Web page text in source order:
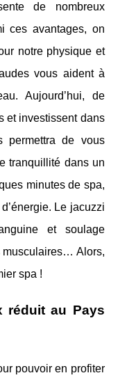
de nombreux
ces avantages, on
notre physique et
vous aident à
Aujourd’hui, de
et investissent dans
permettra de vous
tranquillité dans un
minutes de spa,
Le jacuzzi
et soulage
musculaires… Alors,
spa !
réduit au Pays
pouvoir en profiter